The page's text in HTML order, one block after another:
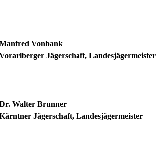
Manfred Vonbank
Vorarlberger Jägerschaft, Landesjägermeister
Dr. Walter Brunner
Kärntner Jägerschaft, Landesjägermeister